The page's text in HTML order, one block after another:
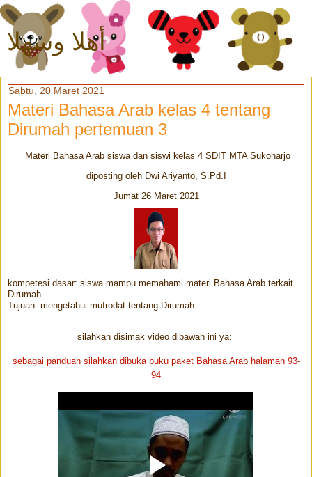
أهلا وسهلا
Sabtu, 20 Maret 2021
Materi Bahasa Arab kelas 4 tentang
Dirumah pertemuan 3
Materi Bahasa Arab siswa dan siswi kelas 4 SDIT MTA Sukoharjo
diposting oleh Dwi Ariyanto, S.Pd.I
Jumat 26 Maret 2021
kompetesi dasar: siswa mampu memahami materi Bahasa Arab terkait
Dirumah
Tujuan: mengetahui mufrodat tentang Dirumah
silahkan disimak video dibawah ini ya:
sebagai panduan silahkan dibuka buku paket Bahasa Arab halaman 93-
94